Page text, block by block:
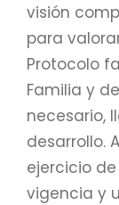
visión
para
Protocolo
Familia y
necesario,
desarrollo.
ejercicio
vigencia y